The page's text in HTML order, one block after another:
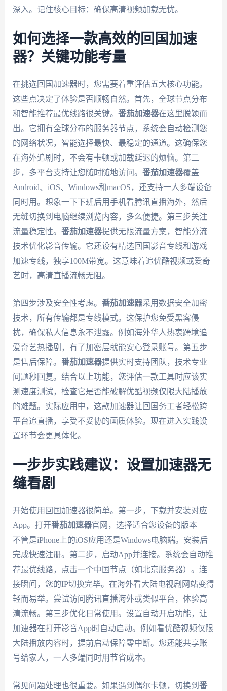
深入。记住核心目标：确保高清视频加载无忧。
如何选择一款高效的回国加速
器？关键功能考量
在挑选回国加速器时，您需要着重评估五大核心功能。
这些点决定了体验是否顺畅自然。首先，全球节点分布
和智能推荐最优线路很关键。 番茄加速器在这里脱颖而
出。它拥有全球分布的服务器节点，系统会自动检测您
的网络状况，智能选择最快、最稳定的通道。这确保您
在海外追剧时，不会有卡顿或加载延迟的烦恼。第二
步，多平台支持让您随时随地访问。 番茄加速器覆盖
Android、iOS、Windows和macOS，还支持一人多端设备
同时用。想象一下下班后用手机看腾讯直播海外，然后
无缝切换到电脑继续浏览内容，多么便捷。第三步关注
流量稳定性。 番茄加速器提供无限流量方案，智能分流
技术优化影音传输。它还设有精选回国影音专线和游戏
加速专线，独享100M带宽。这意味着追优酷视频或爱奇
艺时，高清直播流畅无阻。
第四步涉及安全性考虑。 番茄加速器采用数据安全加密
技术，所有传输都是专线模式。这保护您免受黑客侵
扰，确保私人信息永不泄露。例如海外华人热衷跨境追
爱奇艺热播剧，有了加密层就能安心登录账号。第五步
是售后保障。 番茄加速器提供实时支持团队，技术专业
问题秒回复。结合以上功能，您评估一款工具时应该实
测速度测试，检查它是否能破解优酷视频仅限大陆播放
的难题。实际应用中，这款加速器让回国务工者轻松跨
平台追直播，享受不妥协的画质体验。现在进入实践设
置环节会更具体化。
一步步实践建议：设置加速器无
缝看剧
开始使用回国加速器很简单。第一步，下载并安装对应
App。打开番茄加速器官网，选择适合您设备的版本——
不管是iPhone上的iOS应用还是Windows电脑端。安装后
完成快速注册。第二步，启动App并连接。系统会自动推
荐最优线路，点击一个中国节点（如北京服务器）。连
接瞬间，您的IP切换完毕。在海外看大陆电视剧网站变得
轻而易举。尝试访问腾讯直播海外或类似平台，体验高
清流畅。第三步优化日常使用。设置自动开启功能，让
加速器在打开影音App时自动启动。例如看优酷视频仅限
大陆播放内容时，提前启动保障零中断。您还能共享账
号给家人，一人多端同时用节省成本。
常见问题处理也很重要。如果遇到偶尔卡顿，切换到 番